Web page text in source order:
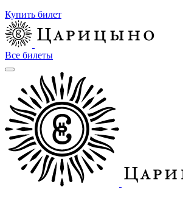
Купить билет
Все билеты